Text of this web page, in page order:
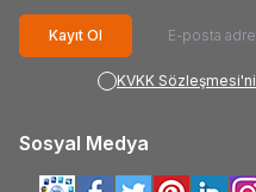
Kayıt Ol
KVKK Sözleşmesi'ni
Sosyal Medya